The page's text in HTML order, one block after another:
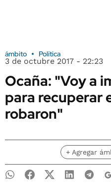
ámbito Política
3 de octubre 2017 - 22:23
Ocaña: "Voy a
para recuperar
robaron"
+ Agregar